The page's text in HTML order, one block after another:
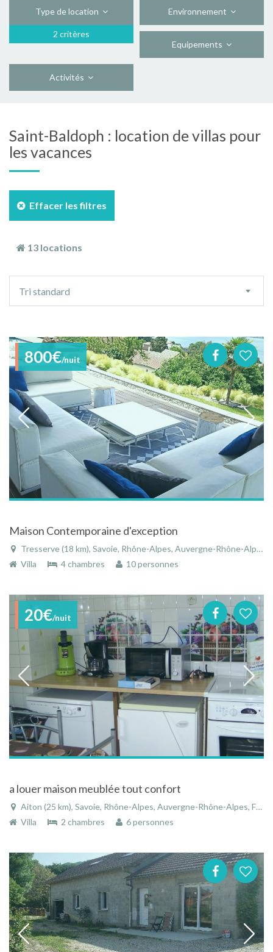
Type de location
2 critères
Environnement
Equipements
Activités
Saint-Baldoph : location de villas pour
les vacances
Effacer les filtres
13 locations
tri
Tri standard
800€/nuit
Maison Contemporaine d'exception
Tresserve (18 km), Savoie, Rhône-Alpes, Auvergne-Rhône-Alpes, France
Villa
4 chambres 10 personnes
20€/nuit
a louer maison meublée tout confort
Aiton (25 km), Savoie, Rhône-Alpes, Auvergne-Rhône-Alpes, France
Villa
2 chambres 6 personnes